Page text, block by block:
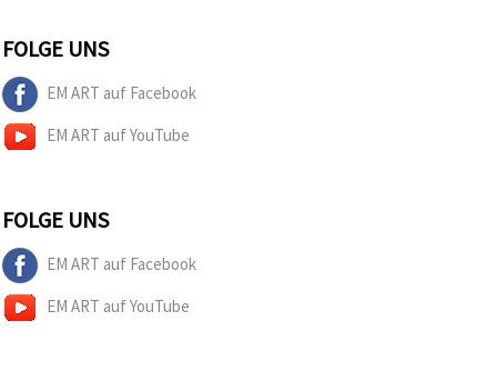
FOLGE UNS
EM ART auf Facebook
EM ART auf YouTube
FOLGE UNS
EM ART auf Facebook
EM ART auf YouTube